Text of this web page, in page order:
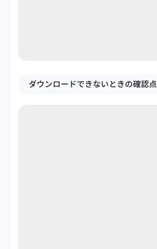
ダウンロードできないときの確認点